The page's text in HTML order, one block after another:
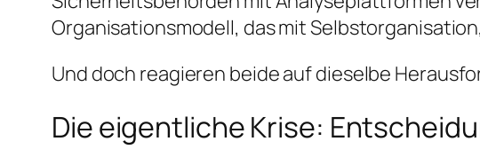
Organisationsmodell, das mit
Und doch reagieren beide auf dieselbe
Die eigentliche Krise: